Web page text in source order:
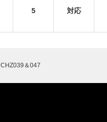
5 対応
CHZ039＆047